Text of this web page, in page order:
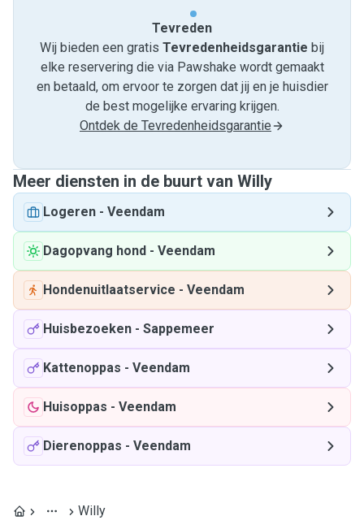
Tevreden
Wij bieden een gratis Tevredenheids­garantie bij
elke reservering die via Pawshake wordt gemaakt
en betaald, om ervoor te zorgen dat jij en je huisdier
de best mogelijke ervaring krijgen.
Ontdek de Tevredenheidsgarantie
Meer diensten in de buurt van Willy
Logeren - Veendam
Dagopvang hond - Veendam
Hondenuitlaatservice - Veendam
Huisbezoeken - Sappemeer
Kattenoppas - Veendam
Huisoppas - Veendam
Dierenoppas - Veendam
Willy